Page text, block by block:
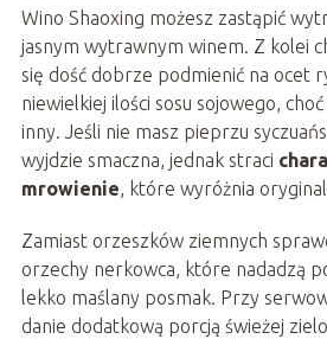
Wino Shaoxing możesz zastąpić
jasnym wytrawnym winem. Z kolei
się dość dobrze podmienić na ocet
niewielkiej ilości sosu sojowego,
inny. Jeśli nie masz pieprzu
wyjdzie smaczna, jednak straci
mrowienie, które wyróżnia
Zamiast orzeszków ziemnych
orzechy nerkowca, które nadadzą
lekko maślany posmak. Przy
danie dodatkową porcją świeżej